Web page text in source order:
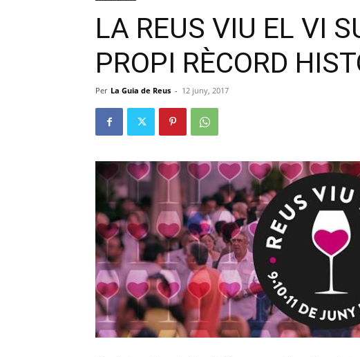
LA REUS VIU EL VI
PROPI RÈCORD
Per La Guia de Reus - 12 juny, 2017